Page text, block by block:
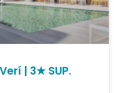
| 3★ SUP.